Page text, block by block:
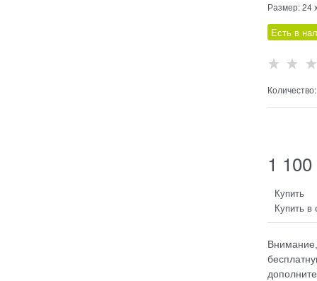
Размер:24
Есть в
Количество:
1 100
Купить
Купить в